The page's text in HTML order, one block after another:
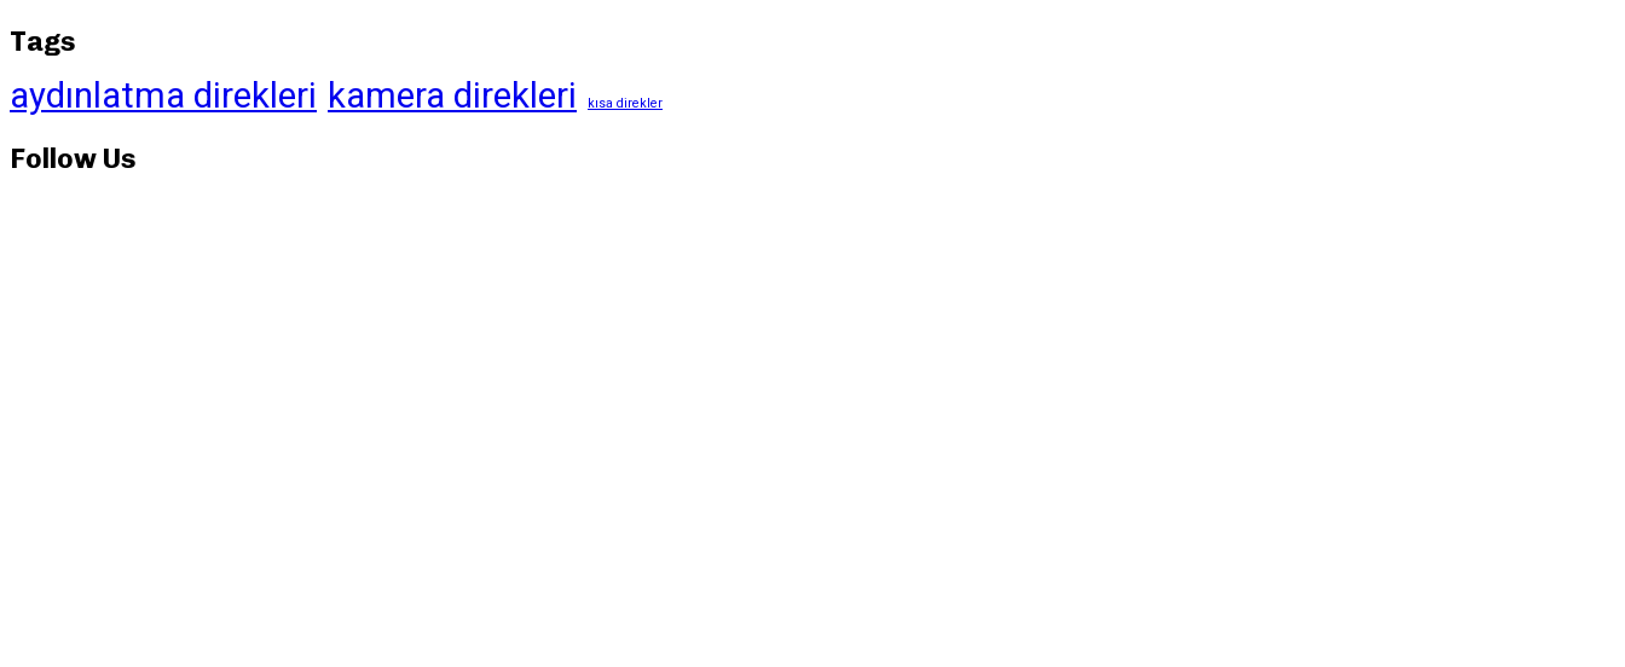
Tags
aydınlatma direkleri kamera direkleri kısa direkler
Follow Us